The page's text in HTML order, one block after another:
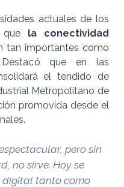
actuales de los
que la conectividad
tan importantes como
Destacó que en las
el tendido de
Metropolitano de
promovida desde el
pero sin
no sirve. Hoy se
digital tanto como